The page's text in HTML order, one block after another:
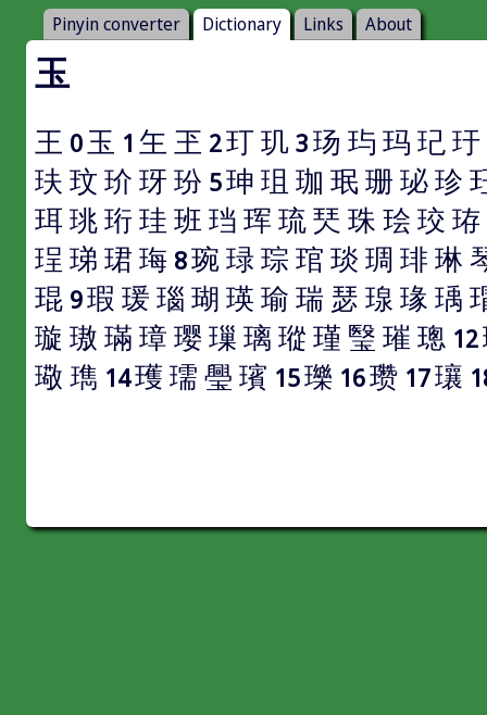
Pinyin converter Dictionary Links About
玉
王 0玉 1 玍 玊 2玎玑3玚 玙 玛 玘玗
玞 玟 玠 玡 玢 5珅 珇 珈 珉 珊 珌珍
珥珧珩 珪 班 珰 珲 琉珡 珠 㻅 珓 珔
珵 珶 珺 珻 8琬琭 琮 琯 琰 琱 琲 琳
琨 9瑕 瑗 瑙 瑚 瑛 瑜 瑞 瑟 瑔 瑑 瑀
璇 璈 璊 璋 璎 璅 璃 瑽 瑾 瑿 璀 璁 12
璥 㻽 14瓁 瓀 璺 璸 15瓅 16瓒 17瓖